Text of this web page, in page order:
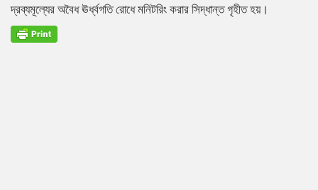
দ্রব্যমূল্যের অবৈধ ঊর্ধ্বগতি রোধে মনিটরিং করার সিদ্ধান্ত গৃহীত হয়।